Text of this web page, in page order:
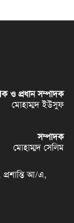
ও প্রধান সম্পাদক
মোহাম্মদ ইউসুফ
সম্পাদক
মোহাম্মদ সেলিম
আ/এ,